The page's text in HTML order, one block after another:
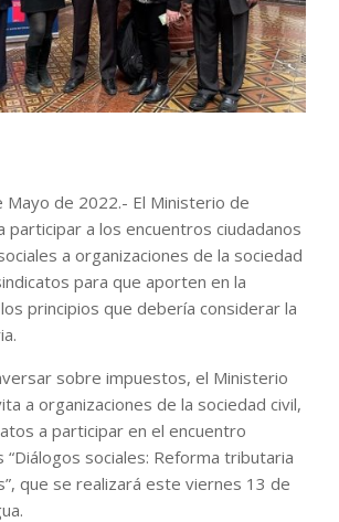
Mayo de 2022.- El Ministerio de
participar a los encuentros ciudadanos
a organizaciones de la sociedad
para que aporten en la
principios que debería considerar la
sobre impuestos, el Ministerio
a organizaciones de la sociedad civil,
a participar en el encuentro
“Diálogos sociales: Reforma tributaria
que se realizará este viernes 13 de